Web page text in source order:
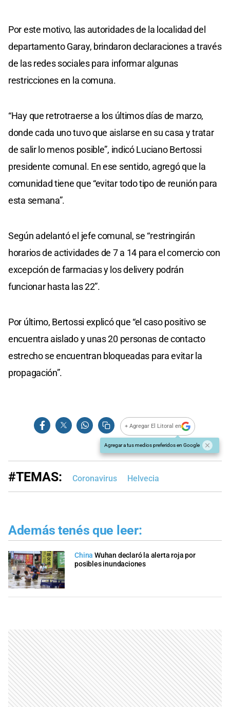
Por este motivo, las autoridades de la localidad del
departamento Garay, brindaron declaraciones a través
de las redes sociales para informar algunas
restricciones en la comuna.
“Hay que retrotraerse a los últimos días de marzo,
donde cada uno tuvo que aislarse en su casa y tratar
de salir lo menos posible”, indicó Luciano Bertossi
presidente comunal. En ese sentido, agregó que la
comunidad tiene que “evitar todo tipo de reunión para
esta semana”.
Según adelantó el jefe comunal, se “restringirán
horarios de actividades de 7 a 14 para el comercio con
excepción de farmacias y los delivery podrán
funcionar hasta las 22”.
Por último, Bertossi explicó que “el caso positivo se
encuentra aislado y unas 20 personas de contacto
estrecho se encuentran bloqueadas para evitar la
propagación”.
+ Agregar El Litoral en
Agregar a tus medios preferidos en Google
#TEMAS: Coronavirus Helvecia
Además tenés que leer:
China Wuhan declaró la alerta roja por
posibles inundaciones